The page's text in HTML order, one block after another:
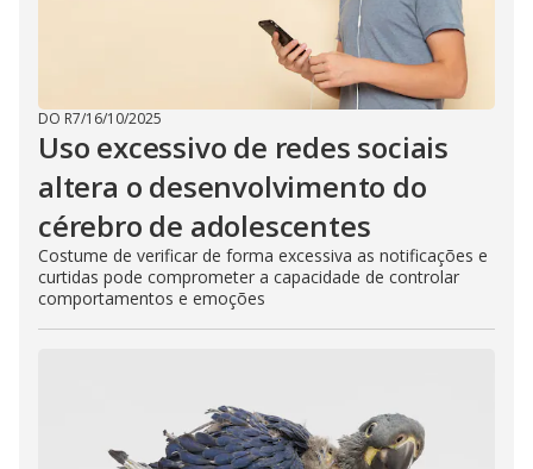
DO R7/16/10/2025
Uso excessivo de redes sociais
altera o desenvolvimento do
cérebro de adolescentes
Costume de verificar de forma excessiva as notificações e
curtidas pode comprometer a capacidade de controlar
comportamentos e emoções